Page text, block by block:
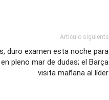
Artículo siguiente
duro examen esta noche para
pleno mar de dudas; el Barça
visita mañana al líder